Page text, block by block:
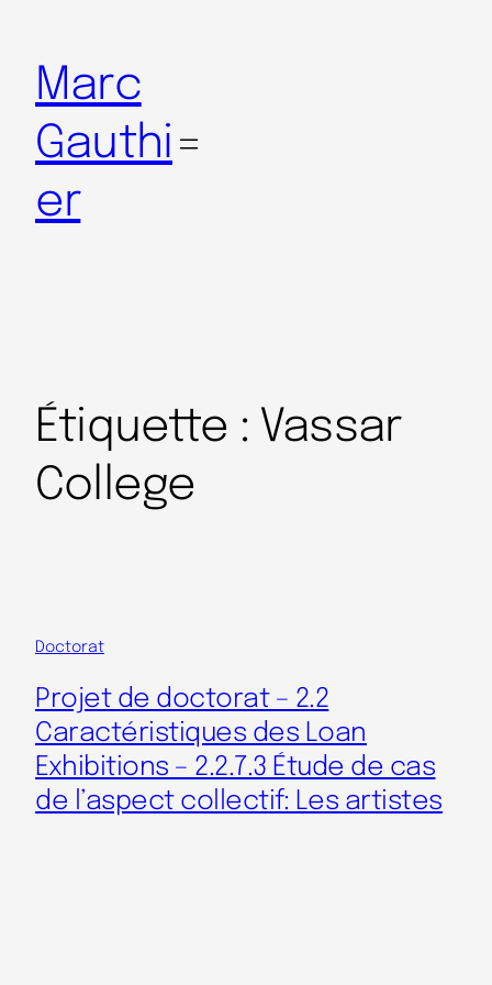
Marc
Gauthi
er
Étiquette : Vassar
College
Doctorat
Projet de doctorat – 2.2
Caractéristiques des Loan
Exhibitions – 2.2.7.3 Étude de cas
de l’aspect collectif: Les artistes